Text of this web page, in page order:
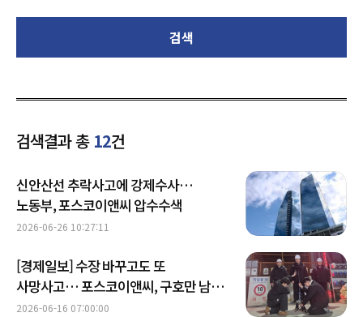
검색
검색결과 총 12건
신안산선 추락사고에 강제수사…
노동부, 포스코이앤씨 압수수색
2026-06-26 10:27:11
[경제일보] 수장 바꾸고도 또
사망사고… 포스코이앤씨, 구호만 남은
안전쇄신
2026-06-16 07:00:00